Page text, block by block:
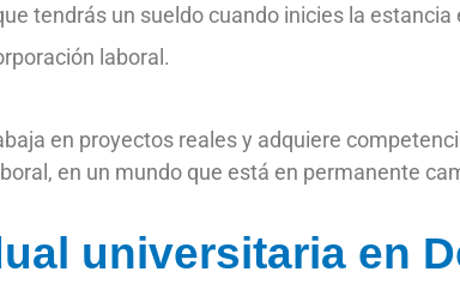
tendrás un sueldo cuando inicies la estancia
laboral.
en proyectos reales y adquiere
en un mundo que está en permanente
universitaria en